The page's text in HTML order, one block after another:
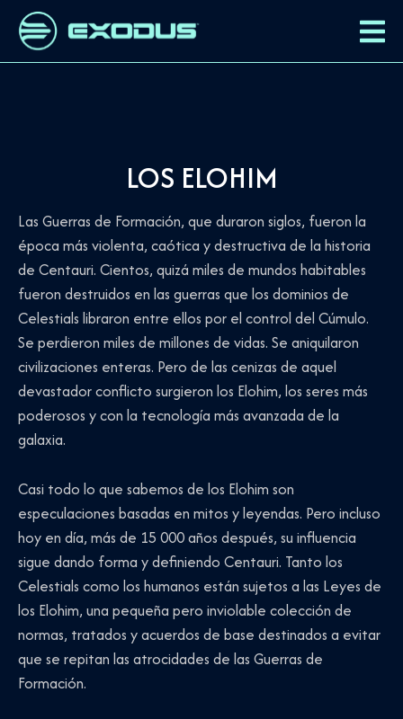
LOS ELOHIM
Las Guerras de Formación, que duraron siglos, fueron la
época más violenta, caótica y destructiva de la historia
de Centauri. Cientos, quizá miles de mundos habitables
fueron destruidos en las guerras que los dominios de
Celestials libraron entre ellos por el control del Cúmulo.
Se perdieron miles de millones de vidas. Se aniquilaron
civilizaciones enteras. Pero de las cenizas de aquel
devastador conflicto surgieron los Elohim, los seres más
poderosos y con la tecnología más avanzada de la
galaxia.
Casi todo lo que sabemos de los Elohim son
especulaciones basadas en mitos y leyendas. Pero incluso
hoy en día, más de 15 000 años después, su influencia
sigue dando forma y definiendo Centauri. Tanto los
Celestials como los humanos están sujetos a las Leyes de
los Elohim, una pequeña pero inviolable colección de
normas, tratados y acuerdos de base destinados a evitar
que se repitan las atrocidades de las Guerras de
Formación.